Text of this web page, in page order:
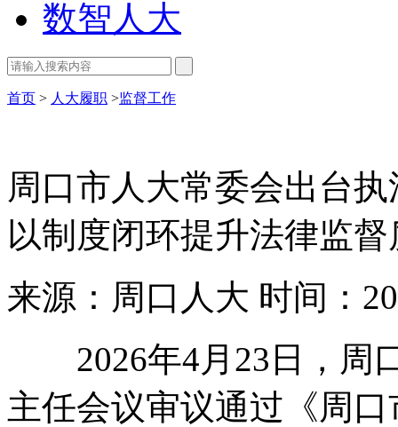
数智人大
首页 > 人大履职 >监督工作
周口市人大常委会出台
以制度闭环提升法律监督
来源：周口人大 时间：
2026年4月23日
， 周
主任会议审议通过《周